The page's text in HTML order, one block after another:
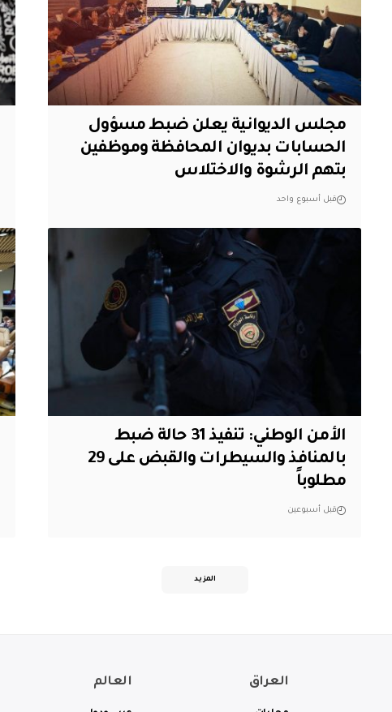
مجلس الديوانية يعلن ضبط مسؤول
الحسابات بديوان المحافظة وموظفين
بتهم الرشوة والاختلاس
قبل أسبوع واحد
الأمن الوطني: تنفيذ 31 حالة ضبط
بالمنافذ والسيطرات والقبض على 29
مطلوباً
قبل أسبوعين
المزيد
العراق العالم